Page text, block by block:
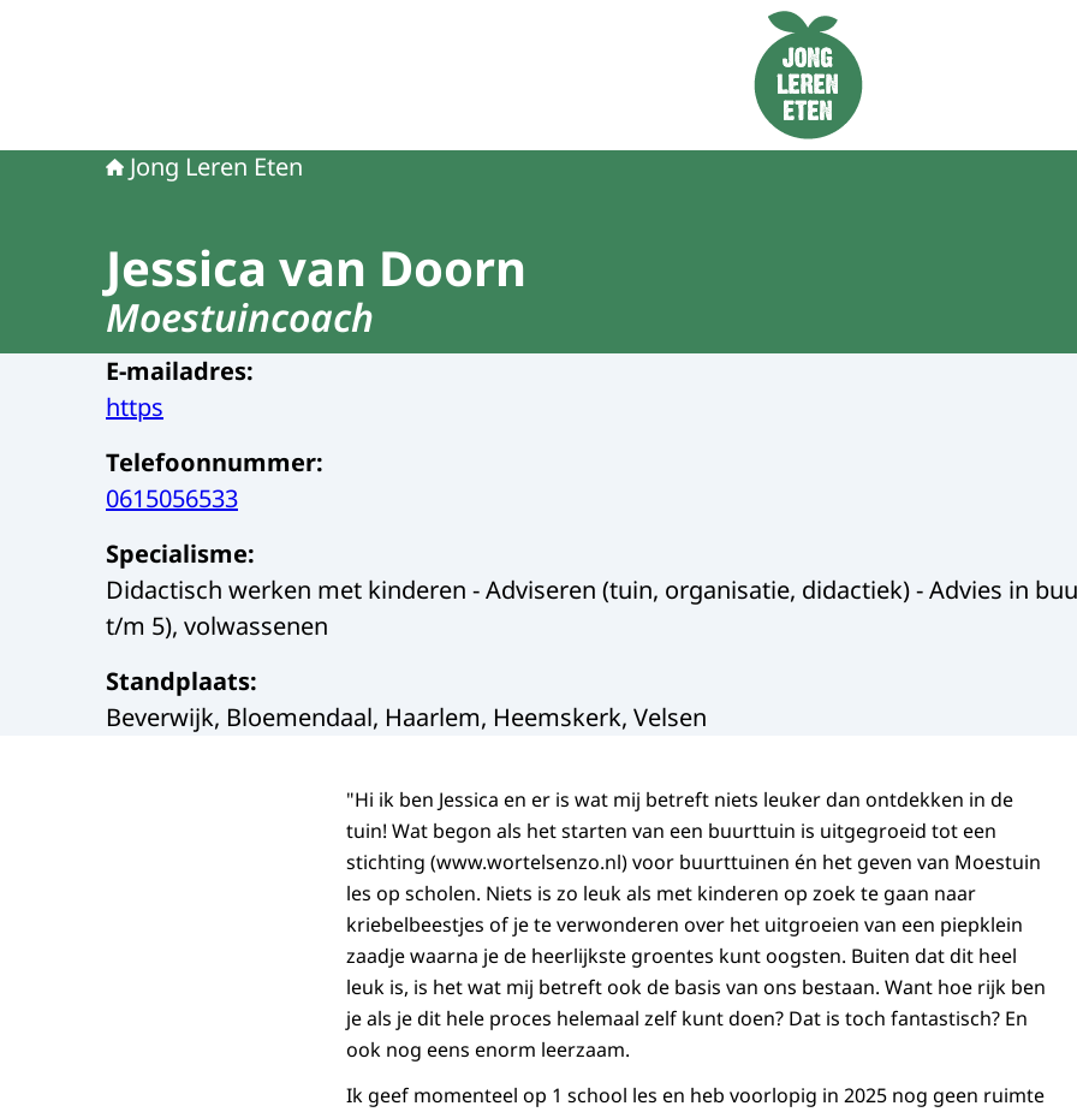
Naar de homepage van Jong Leren Eten
Jong Leren Eten
Jessica van Doorn
Moestuincoach
E-mailadres:
https
Telefoonnummer:
0615056533
Specialisme:
Didactisch werken met kinderen - Adviseren (tuin, organisatie, didactiek) - Advies in
t/m 5), volwassenen
Standplaats:
Beverwijk, Bloemendaal, Haarlem, Heemskerk, Velsen
"Hi ik ben Jessica en er is wat mij betreft niets leuker dan ontdekken in de
tuin! Wat begon als het starten van een buurttuin is uitgegroeid tot een
stichting (www.wortelsenzo.nl) voor buurttuinen én het geven van Moestuin
les op scholen. Niets is zo leuk als met kinderen op zoek te gaan naar
kriebelbeestjes of je te verwonderen over het uitgroeien van een piepklein
zaadje waarna je de heerlijkste groentes kunt oogsten. Buiten dat dit heel
leuk is, is het wat mij betreft ook de basis van ons bestaan. Want hoe rijk ben
je als je dit hele proces helemaal zelf kunt doen? Dat is toch fantastisch? En
ook nog eens enorm leerzaam.
Ik geef momenteel op 1 school les en heb voorlopig in 2025 nog geen ruimte